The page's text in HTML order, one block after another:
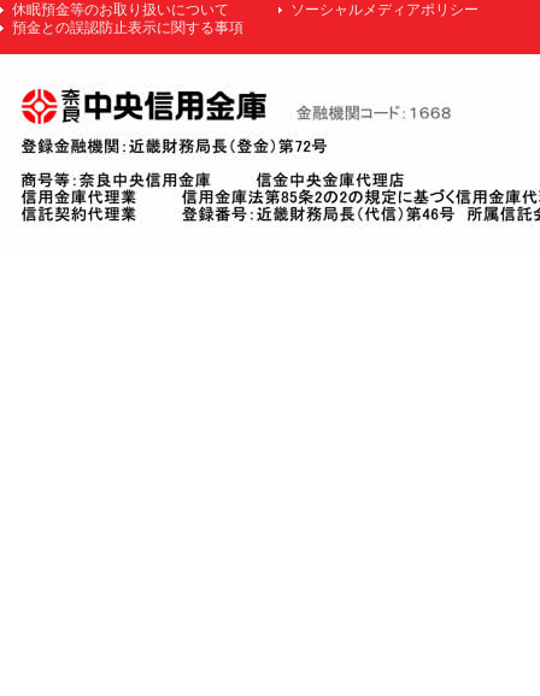
休眠預金等のお取り扱いについて
ソーシャルメディアポリシー
預金との誤認防止表示に関する事項